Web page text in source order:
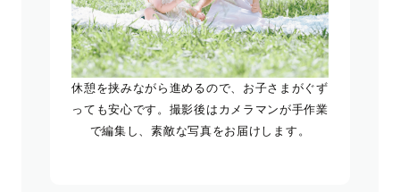
休憩を挟みながら進めるので、お子さまがぐず
っても安心です。撮影後はカメラマンが手作業
で編集し、素敵な写真をお届けします。